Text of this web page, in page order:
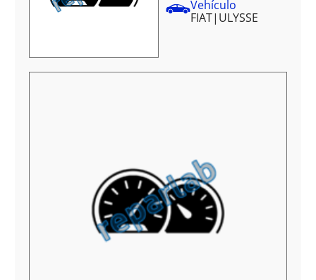
Vehículo
FIAT| ULYSSE